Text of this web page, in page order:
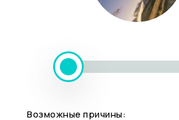
Возможные причины: